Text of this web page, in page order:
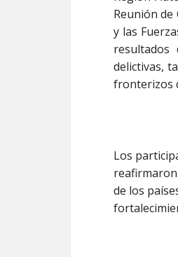
Reunión
y las
delictivas,
fronterizos
Los
de los